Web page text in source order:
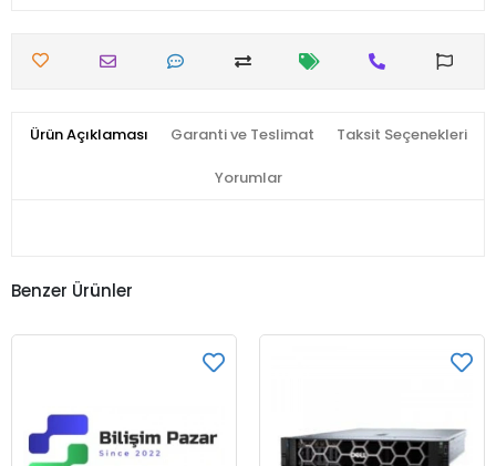
Ürün Açıklaması Garanti ve Teslimat Taksit Seçenekleri
Yorumlar
Benzer Ürünler